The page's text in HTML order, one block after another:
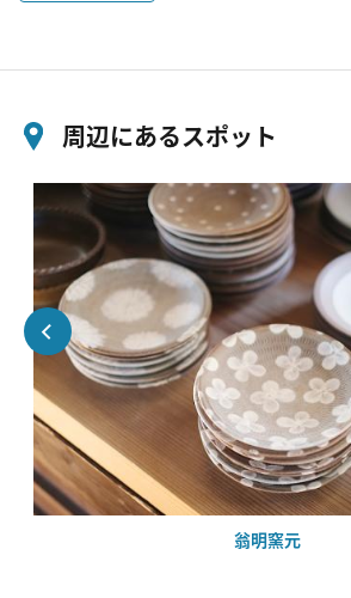
周辺にあるスポット
翁明窯元